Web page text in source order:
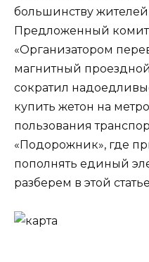
большинству жителей
Предложенный
«Организатором
магнитный
сократил
купить жетон на
пользования
«Подорожник», где
пополнять единый
разберем в этой